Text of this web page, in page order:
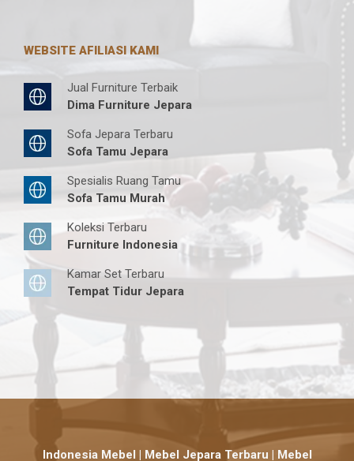
WEBSITE AFILIASI KAMI
Jual Furniture Terbaik
Dima Furniture Jepara
Sofa Jepara Terbaru
Sofa Tamu Jepara
Spesialis Ruang Tamu
Sofa Tamu Murah
Koleksi Terbaru
Furniture Indonesia
Kamar Set Terbaru
Tempat Tidur Jepara
Indonesia Mebel | Mebel Jepara Terbaru | Mebel